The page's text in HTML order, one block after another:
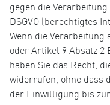
gegen die
DSGVO (berechtigtes
Wenn die Verarbeitung
oder Artikel 9 Absatz
haben Sie das Recht,
widerrufen, ohne dass
der Einwilligung bis